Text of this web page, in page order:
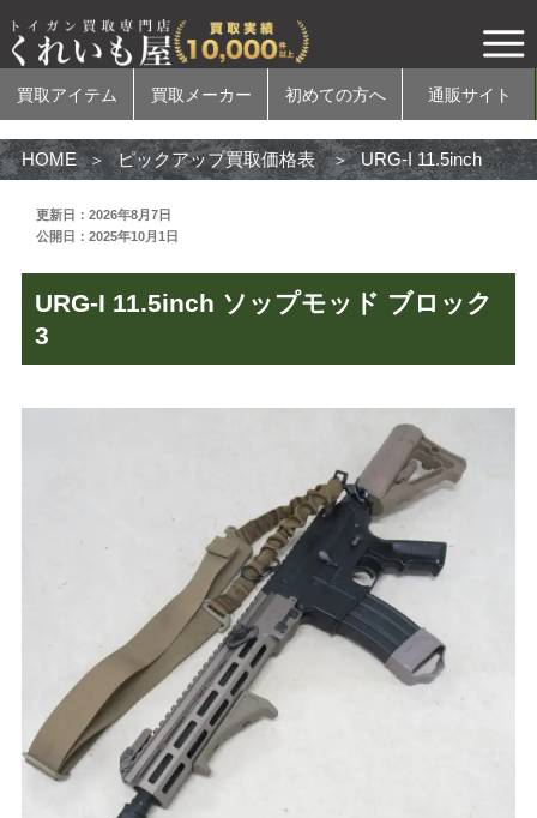
買取アイテム 買取メーカー 初めての方へ 通販サイト
買取アイテム
ガスガン
ミリタリーグッズ
日本刀・模造刀
アーチェリー
アウトドア用品
買取メーカー
HOME ピックアップ買取価格表 URG-I 11.5inch ソップモッド ブロック3
更新日：2026年8月7日
公開日：2025年10月1日
URG-I 11.5inch ソップモッド ブロック
3